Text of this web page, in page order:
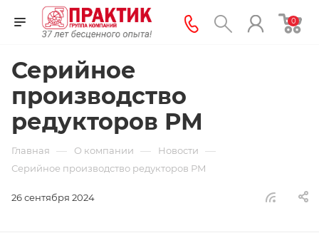
0
Серийное
производство
редукторов РМ
Главная — О компании — Новости —
Серийное производство редукторов РМ
26 сентября 2024